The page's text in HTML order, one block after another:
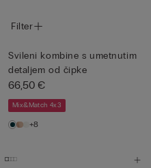
Filter
Svileni kombine s umetnutim
detaljem od čipke
66,50 €
Mix&Match 4x3
+8